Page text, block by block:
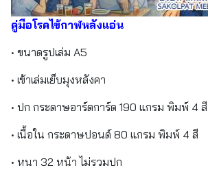
คู่มือโรคไข้กาฬหลังแอ่น
• ขนาดรูปเล่ม A5
• เข้าเล่มเย็บมุงหลังคา
• ปก กระดาษอาร์ตการ์ด 190 แกรม พิมพ์ 4 สี
• เนื้อใน กระดาษปอนด์ 80 แกรม พิมพ์ 4 สี
• หนา 32 หน้า ไม่รวมปก